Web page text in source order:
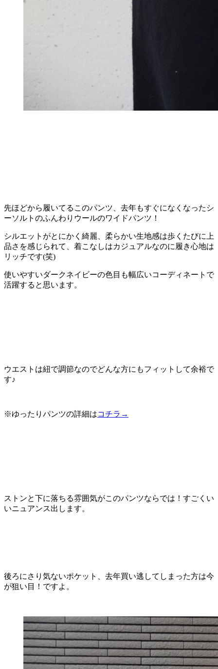
先ほどから履いてるこのパンツ、去年もすぐになくなったシ
ーソルトのふんわりウールのワイドパンツ！
シルエットがとにかく綺麗、柔らかい生地感は歩くたびに上
品さを感じられて、着こなしはカジュアルなのに履き心地は
リッチです(笑)
使いやすいダークネイビーの色目も幅広いコーディネートで
活躍すると思います。
ウエストは紐で調節なのでどんな方にもフィットして余裕で
す♪
※ゆったりパンツの詳細はコチラ→
ストンと下に落ちる雰囲気がこのパンツならでは！すごくい
いニュアンス出します。
後ろにさり気ないポケット、去年買い逃してしまった方は今
が狙い目！ですよ。